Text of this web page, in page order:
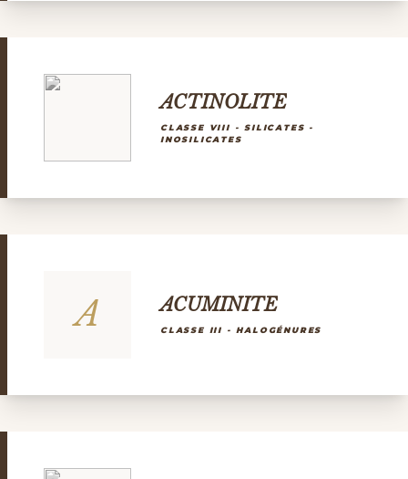
ACTINOLITE
CLASSE VIII - SILICATES -
INOSILICATES
A ACUMINITE
CLASSE III - HALOGÉNURES